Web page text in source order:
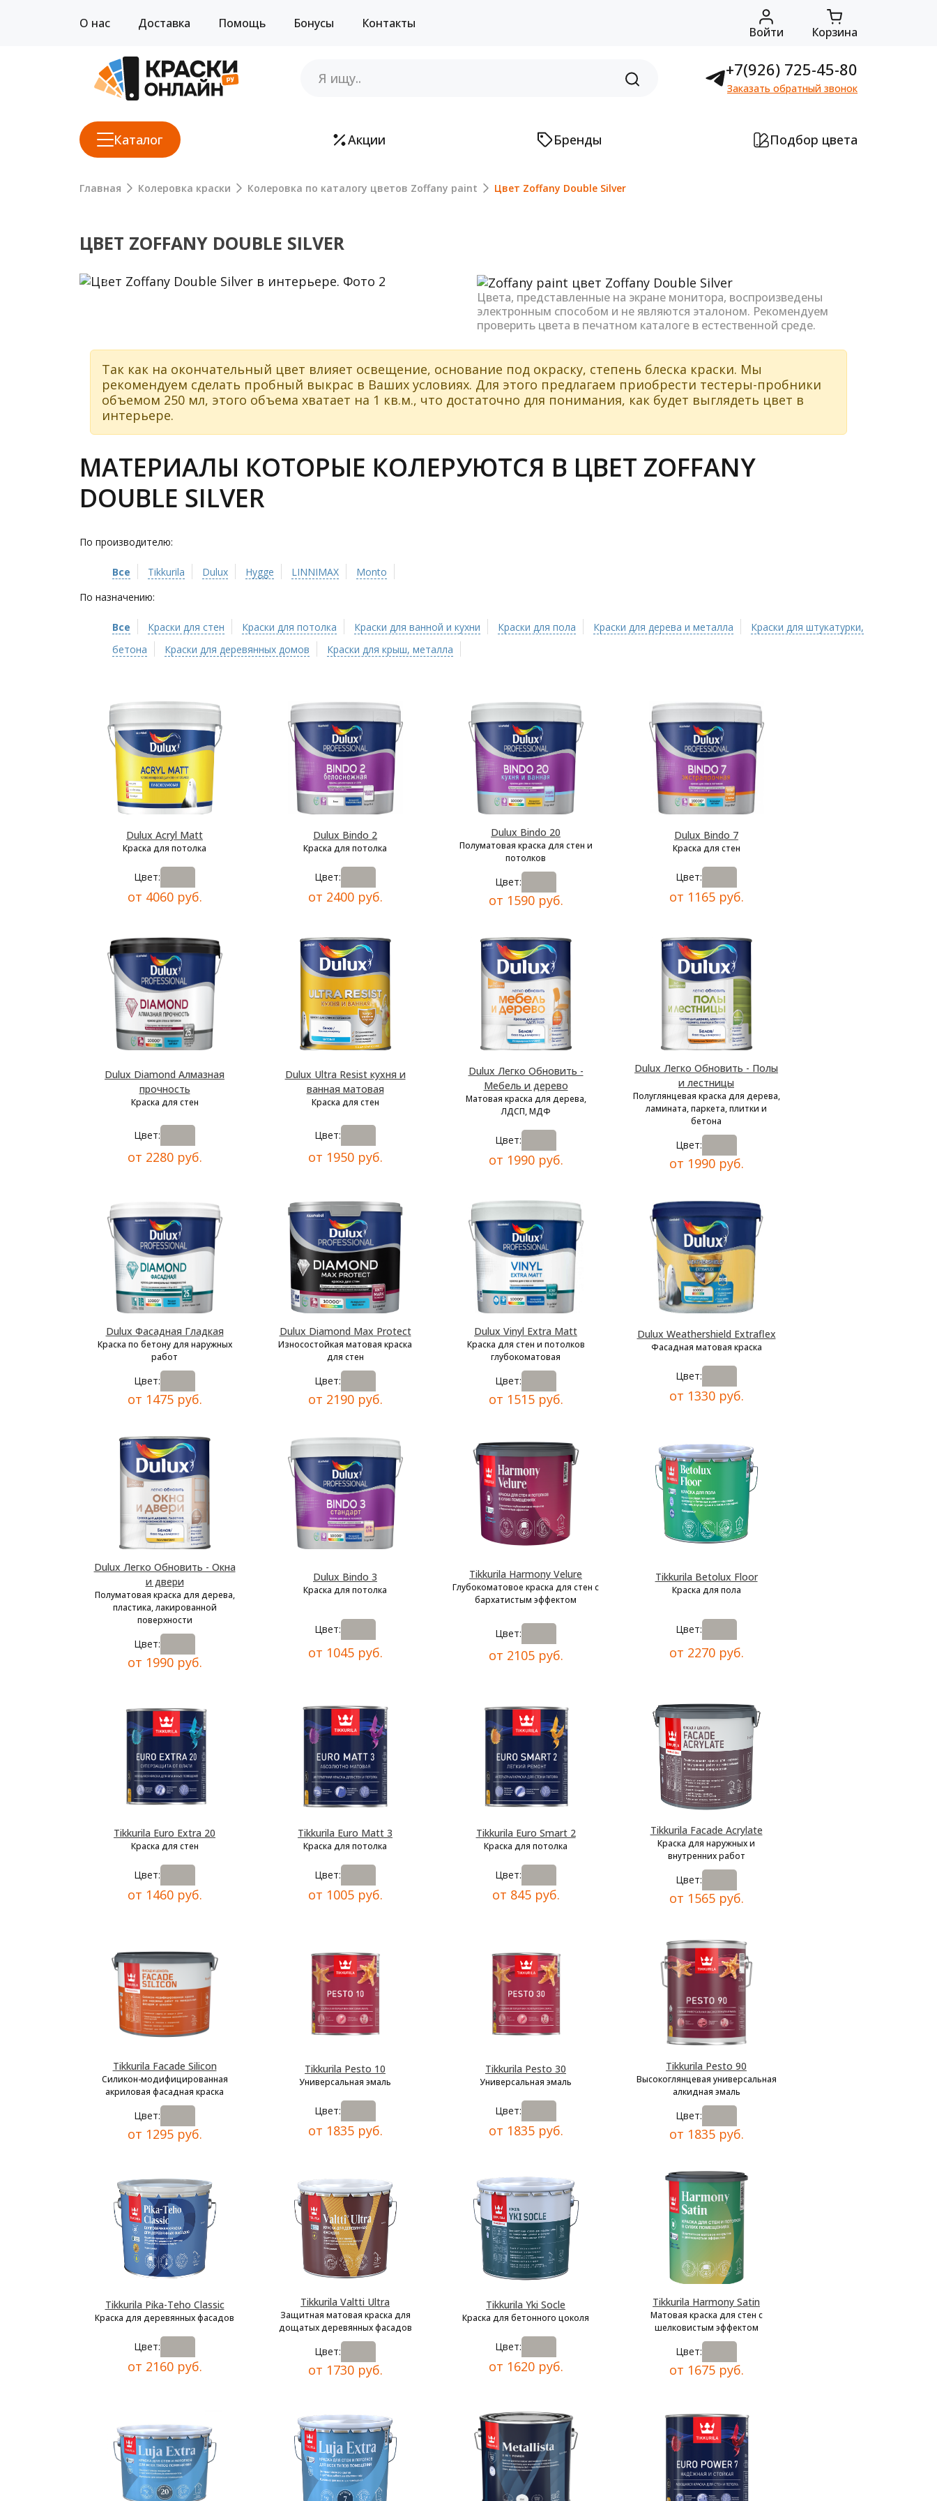
О нас Доставка Помощь Бонусы Контакты
Войти Корзина
+7(926) 725-45-80
Заказать обратный звонок
Каталог Акции Бренды Подбор цвета
Главная Колеровка краски Колеровка по каталогу цветов Zoffany paint Цвет Zoffany Double Silver
ЦВЕТ ZOFFANY DOUBLE SILVER
Previous
Цвета, представленные на экране монитора, воспроизведены
электронным способом и не являются эталоном. Рекомендуем
проверить цвета в печатном каталоге в естественной среде.
Так как на окончательный цвет влияет освещение, основание под окраску, степень блеска краски. Мы
рекомендуем сделать пробный выкрас в Ваших условиях. Для этого предлагаем приобрести тестеры-пробники
объемом 250 мл, этого объема хватает на 1 кв.м., что достаточно для понимания, как будет выглядеть цвет в
интерьере.
МАТЕРИАЛЫ КОТОРЫЕ КОЛЕРУЮТСЯ В ЦВЕТ ZOFFANY
DOUBLE SILVER
По производителю:
Все Tikkurila Dulux Hygge LINNIMAX
Monto
По назначению:
Все Краски для стен Краски для потолка Краски для ванной и кухни Краски для пола Краски для дерева и металла
Краски для штукатурки,
бетона
Краски для деревянных домов Краски для крыш, металла
Dulux Acryl Matt
Краска для потолка
Цвет:
от 4060 руб.
Dulux Bindo 2
Краска для потолка
Цвет:
от 2400 руб.
Dulux Bindo 20
Полуматовая краска для стен и
потолков
Цвет:
от 1590 руб.
Dulux Bindo 7
Краска для стен
Цвет:
от 1165 руб.
Dulux Diamond Алмазная
прочность
Краска для стен
Цвет:
от 2280 руб.
Dulux Ultra Resist кухня и
ванная матовая
Краска для стен
Цвет:
от 1950 руб.
Dulux Легко Обновить -
Мебель и дерево
Матовая краска для дерева,
ЛДСП, МДФ
Цвет:
от 1990 руб.
Dulux Легко Обновить - Полы
и лестницы
Полуглянцевая краска для дерева,
ламината, паркета, плитки и
бетона
Цвет:
от 1990 руб.
Dulux Фасадная Гладкая
Краска по бетону для наружных
работ
Цвет:
от 1475 руб.
Dulux Diamond Max Protect
Износостойкая матовая краска
для стен
Цвет:
от 2190 руб.
Dulux Vinyl Extra Matt
Краска для стен и потолков
глубокоматовая
Цвет:
от 1515 руб.
Dulux Weathershield Extraflex
Фасадная матовая краска
Цвет:
от 1330 руб.
Dulux Легко Обновить - Окна
и двери
Полуматовая краска для дерева,
пластика, лакированной
поверхности
Цвет:
от 1990 руб.
Dulux Bindo 3
Краска для потолка
Цвет:
от 1045 руб.
Tikkurila Harmony Velure
Глубокоматовое краска для стен с
бархатистым эффектом
Цвет:
от 2105 руб.
Tikkurila Betolux Floor
Краска для пола
Цвет:
от 2270 руб.
Tikkurila Euro Extra 20
Краска для стен
Цвет:
от 1460 руб.
Tikkurila Euro Matt 3
Краска для потолка
Цвет:
от 1005 руб.
Tikkurila Euro Smart 2
Краска для потолка
Цвет:
от 845 руб.
Tikkurila Facade Acrylate
Краска для наружных и
внутренних работ
Цвет:
от 1565 руб.
Tikkurila Facade Silicon
Силикон-модифицированная
акриловая фасадная краска
Цвет:
от 1295 руб.
Tikkurila Pesto 10
Универсальная эмаль
Цвет:
от 1835 руб.
Tikkurila Pesto 30
Универсальная эмаль
Цвет:
от 1835 руб.
Tikkurila Pesto 90
Высокоглянцевая универсальная
алкидная эмаль
Цвет:
от 1835 руб.
Tikkurila Pika-Teho Classic
Краска для деревянных фасадов
Цвет:
от 2160 руб.
Tikkurila Valtti Ultra
Защитная матовая краска для
дощатых деревянных фасадов
Цвет:
от 1730 руб.
Tikkurila Yki Socle
Краска для бетонного цоколя
Цвет:
от 1620 руб.
Tikkurila Harmony Satin
Матовая краска для стен с
шелковистым эффектом
Цвет:
от 1675 руб.